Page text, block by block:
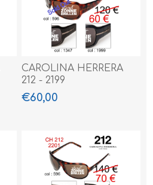
CAROLINA HERRERA
212 - 2199
€60,00